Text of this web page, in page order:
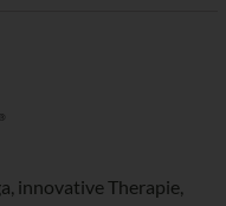
innovative Therapie,